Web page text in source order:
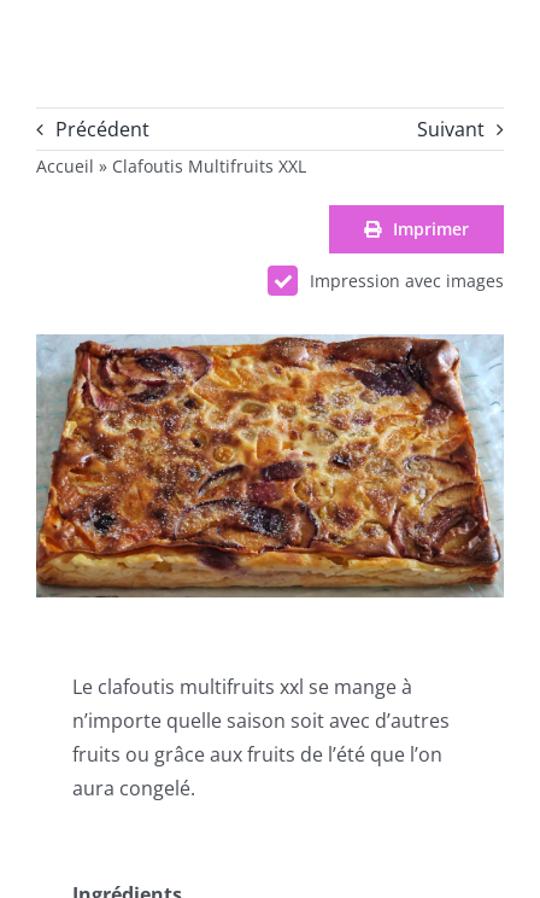
Précédent Suivant
Accueil » Clafoutis Multifruits XXL
Imprimer
Impression avec images
Le clafoutis multifruits xxl se mange à
n’importe quelle saison soit avec d’autres
fruits ou grâce aux fruits de l’été que l’on
aura congelé.